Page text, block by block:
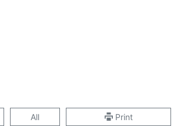
All Print